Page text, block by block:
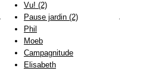
Vu! (2)
Pause jardin (2)
Phil
Moeb
Campagnitude
Elisabeth